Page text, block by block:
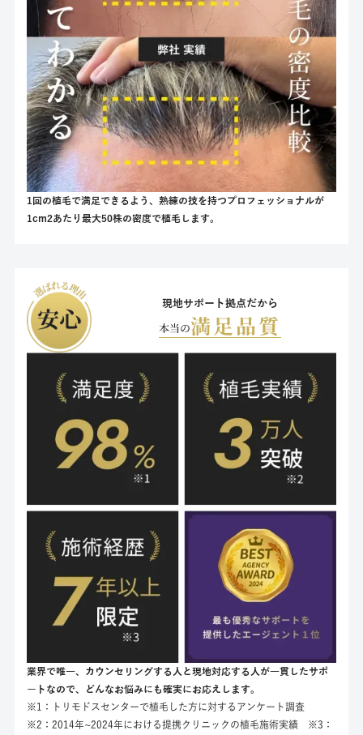
1回の植毛で満足できるよう、熟練の技を持つプロフェッショナルが
1cm2あたり最大50株の密度で植毛します。
現地サポート拠点だから
本当の満足品質
業界で唯一、カウンセリングする人と現地対応する人が一貫したサポ
ートなので、どんなお悩みにも確実にお応えします。
※1：トリモドスセンターで植毛した方に対するアンケート調査
※2：2014年~2024年における提携クリニックの植毛施術実績 ※3：